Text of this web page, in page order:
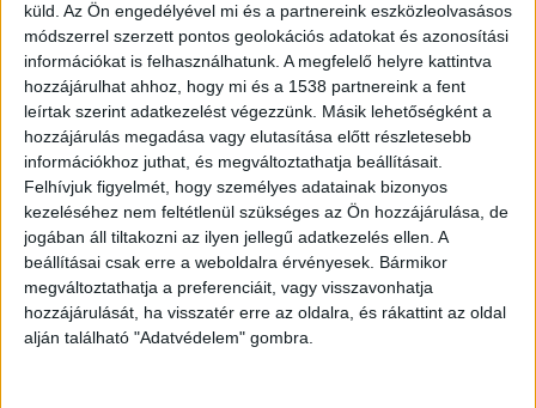
küld. Az Ön engedélyével mi és a partnereink eszközleolvasásos
módszerrel szerzett pontos geolokációs adatokat és azonosítási
információkat is felhasználhatunk. A megfelelő helyre kattintva
hozzájárulhat ahhoz, hogy mi és a 1538 partnereink a fent
leírtak szerint adatkezelést végezzünk. Másik lehetőségként a
hozzájárulás megadása vagy elutasítása előtt részletesebb
információkhoz juthat, és megváltoztathatja beállításait.
Felhívjuk figyelmét, hogy személyes adatainak bizonyos
kezeléséhez nem feltétlenül szükséges az Ön hozzájárulása, de
jogában áll tiltakozni az ilyen jellegű adatkezelés ellen. A
beállításai csak erre a weboldalra érvényesek. Bármikor
megváltoztathatja a preferenciáit, vagy visszavonhatja
hozzájárulását, ha visszatér erre az oldalra, és rákattint az oldal
alján található "Adatvédelem" gombra.
ismerkedett meg a 21 éves magyar lánnyal. A nő
egyetemista volt, és tanulmánya részeként egy
szemesztert külföldön töltött.